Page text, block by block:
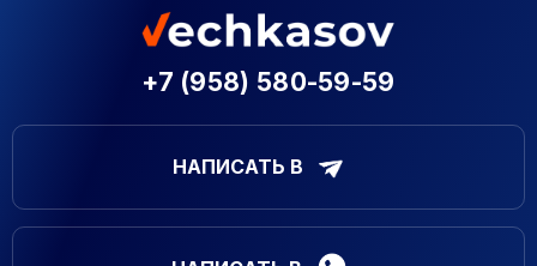
+7 (958) 580-59-59
НАПИСАТЬ В